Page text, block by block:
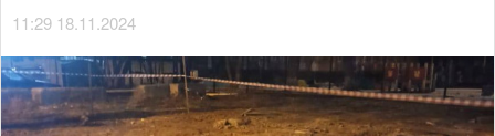
11:29 18.11.2024